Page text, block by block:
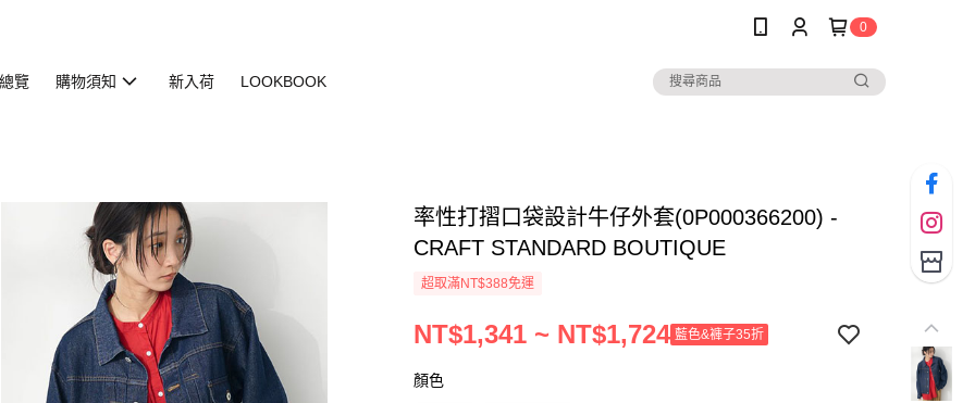
0
覽 購物須知 新入荷 LOOKBOOK
率性打摺口袋設計牛仔外套(0P000366200) -
CRAFT STANDARD BOUTIQUE
超取滿NT$388免運
NT$1,341 ~ NT$1,724 藍色&褲子35折
顏色